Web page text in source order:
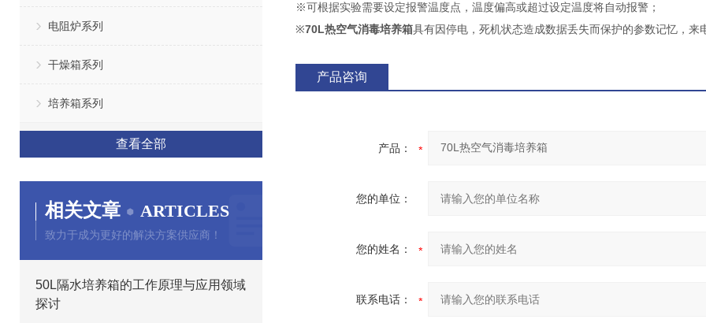
电阻炉系列
干燥箱系列
培养箱系列
查看全部
相关文章 ARTICLES
致力于成为更好的解决方案供应商！
50L隔水培养箱的工作原理与应用领域
探讨
※可根据实验需要设定报警温度点，温度偏高或超过设定温度将自动报警；
※70L热空气消毒培养箱具有因停电，死机状态造成数据丢失而保护的参数记忆，来
产品咨询
产品：
您的单位：
您的姓名：
联系电话：